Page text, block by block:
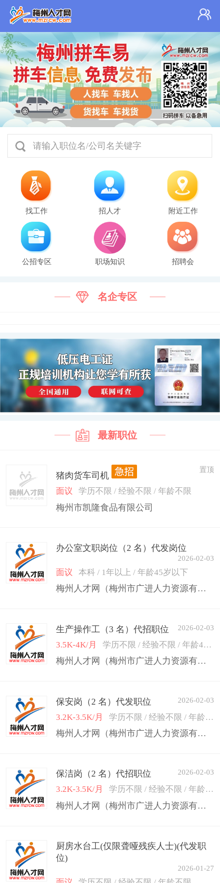
请输入职位名/公司名关键字
找工作 招人才 附近工作
公招专区 职场知识 招聘会
名企专区
最新职位
猪肉货车司机
置顶
面议 学历不限 / 经验不限 / 年龄不限
梅州市凯隆食品有限公司
办公室文职岗位（2 名）代发岗位
2026-02-03
面议 本科 / 1年以上 / 年龄45岁以下
梅州人才网（梅州市广进人力资源有限公司）
生产操作工（3 名）代招职位 2026-02-03
3.5K-4K/月 学历不限 / 经验不限 / 年龄45岁以下
梅州人才网（梅州市广进人力资源有限公司）
保安岗（2 名）代发职位 2026-02-03
3.2K-3.5K/月 学历不限 / 经验不限 / 年龄50岁以下
梅州人才网（梅州市广进人力资源有限公司）
保洁岗（2 名）代招职位 2026-02-03
3.2K-3.5K/月 学历不限 / 经验不限 / 年龄50岁以下
梅州人才网（梅州市广进人力资源有限公司）
厨房水台工(仅限聋哑残疾人士)(代发职
位)
2026-01-27